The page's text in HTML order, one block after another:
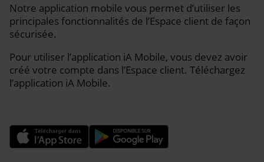
Notre application mobile vous permet d’utiliser les
principales fonctionnalités de l’Espace client de façon
sécurisée.
Pour utiliser l’application iA Mobile, vous devez avoir
créé votre compte dans l’Espace client. Téléchargez
l’application iA Mobile.